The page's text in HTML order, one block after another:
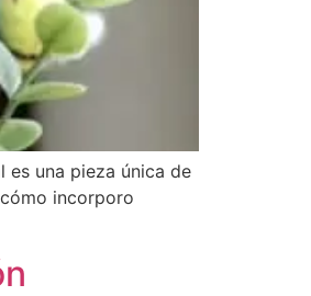
es una pieza única de
incorporo